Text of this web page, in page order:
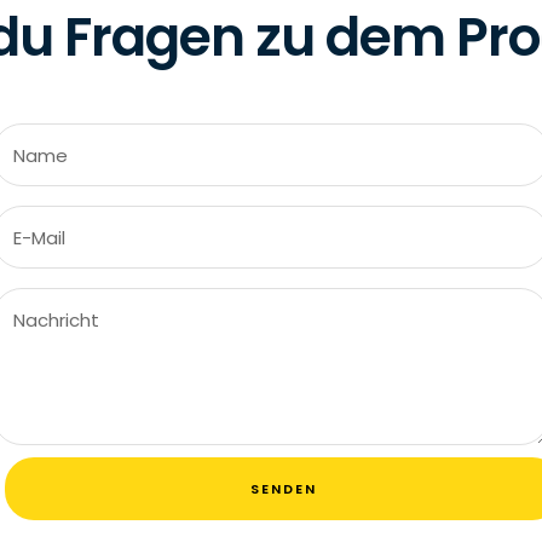
Fragen zu dem
Name
E-Mail
Nachricht
SENDEN